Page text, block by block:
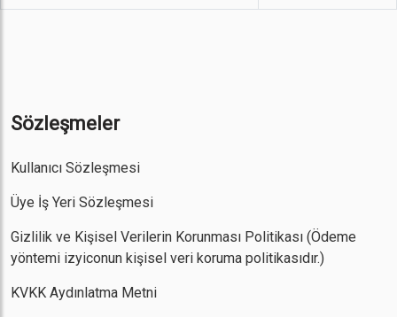
Sözleşmeler
Kullanıcı Sözleşmesi
Üye İş Yeri Sözleşmesi
Gizlilik ve Kişisel Verilerin Korunması Politikası (Ödeme
yöntemi izyiconun kişisel veri koruma politikasıdır.)
KVKK Aydınlatma Metni